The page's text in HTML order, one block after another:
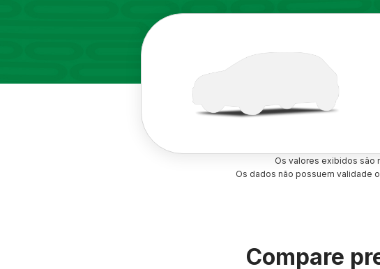
Os valores exibidos são
Os dados não possuem validade
Compare